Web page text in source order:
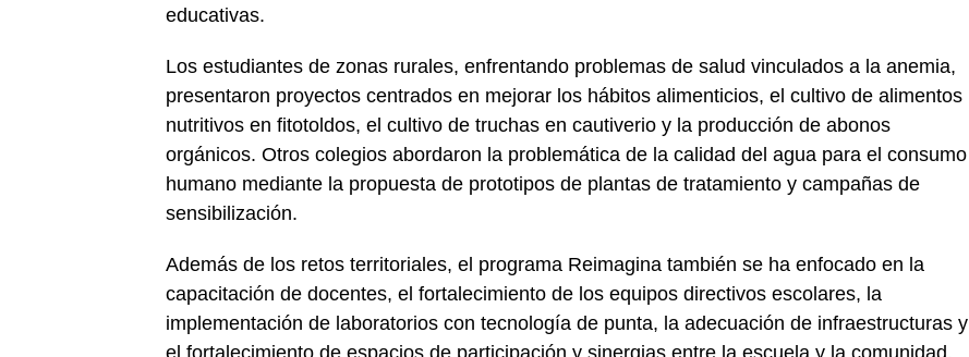
educativas.
Los estudiantes de zonas rurales, enfrentando problemas de salud vinculados a la anemia,
presentaron proyectos centrados en mejorar los hábitos alimenticios, el cultivo de alimentos
nutritivos en fitotoldos, el cultivo de truchas en cautiverio y la producción de abonos
orgánicos. Otros colegios abordaron la problemática de la calidad del agua para el consumo
humano mediante la propuesta de prototipos de plantas de tratamiento y campañas de
sensibilización.
Además de los retos territoriales, el programa Reimagina también se ha enfocado en la
capacitación de docentes, el fortalecimiento de los equipos directivos escolares, la
implementación de laboratorios con tecnología de punta, la adecuación de infraestructuras y
el fortalecimiento de espacios de participación y sinergias entre la escuela y la comunidad.